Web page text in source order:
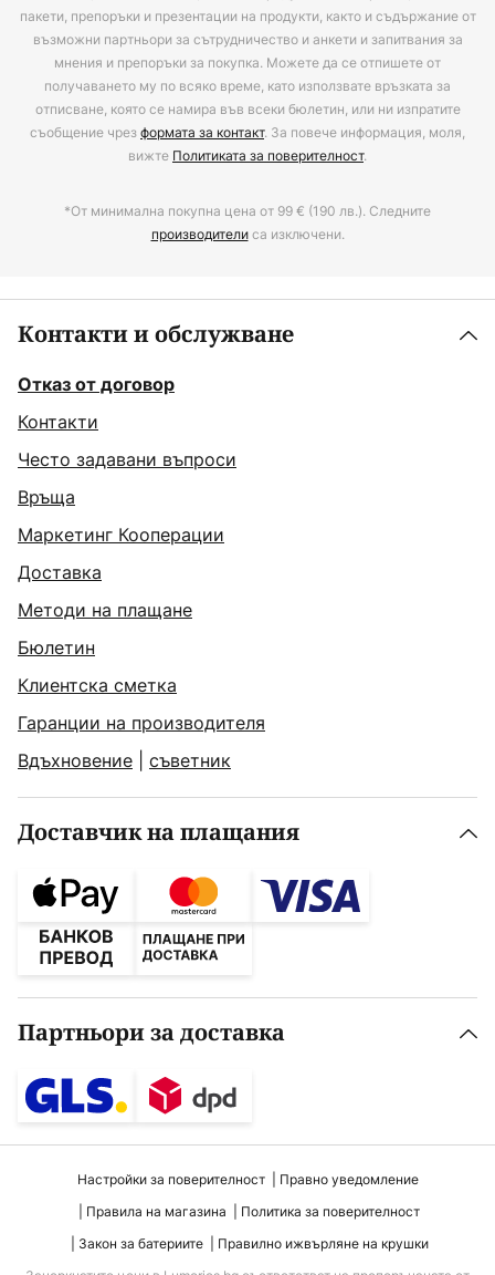
пакети, препоръки и презентации на продукти, както и съдържание от
възможни партньори за сътрудничество и анкети и запитвания за
мнения и препоръки за покупка. Можете да се отпишете от
получаването му по всяко време, като използвате връзката за
отписване, която се намира във всеки бюлетин, или ни изпратите
съобщение чрезформата за контакт. За повече информация, моля,
вижте Политиката за поверителност.
*От минимална покупна цена от 99 € (190 лв.). Следните
производителиса изключени.
Контакти и обслужване
Отказ от договор
Контакти
Често задавани въпроси
Връща
Маркетинг Кооперации
Доставка
Методи на плащане
Бюлетин
Клиентска сметка
Гаранции на производителя
Вдъхновение
съветник
Доставчик на плащания
Партньори за доставка
Настройки за поверителност
Правно уведомление
Правила на магазина
Политика за поверителност
Закон за батериите
Правилно ижвърляне на крушки